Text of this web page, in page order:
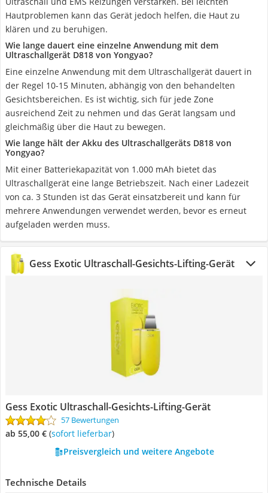
Hautproblemen kann das Gerät jedoch helfen, die Haut zu
klären und zu beruhigen.
Wie lange dauert eine einzelne Anwendung mit dem
Ultraschallgerät D818 von Yongyao?
Eine einzelne Anwendung mit dem Ultraschallgerät dauert in
der Regel 10-15 Minuten, abhängig von den behandelten
Gesichtsbereichen. Es ist wichtig, sich für jede Zone
ausreichend Zeit zu nehmen und das Gerät langsam und
gleichmäßig über die Haut zu bewegen.
Wie lange hält der Akku des Ultraschallgeräts D818 von
Yongyao?
Mit einer Batteriekapazität von 1.000 mAh bietet das
Ultraschallgerät eine lange Betriebszeit. Nach einer Ladezeit
von ca. 3 Stunden ist das Gerät einsatzbereit und kann für
mehrere Anwendungen verwendet werden, bevor es erneut
aufgeladen werden muss.
Gess Exotic Ultraschall-Gesichts-Lifting-Gerät
Gess Exotic Ultraschall-Gesichts-Lifting-Gerät
57 Bewertungen
ab 55,00 € ( Sofort lieferbar)
Preisvergleich und weitere Angebote
Technische Details